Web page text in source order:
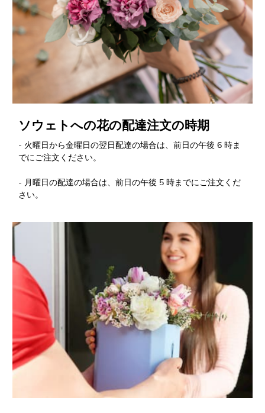
ソウェトへの花の配達注文の時期
- 火曜日から金曜日の翌日配達の場合は、前日の午後 6 時ま
でにご注文ください。
- 月曜日の配達の場合は、前日の午後 5 時までにご注文くだ
さい。